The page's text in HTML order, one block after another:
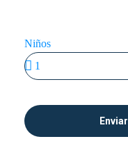
Niños
Enviar